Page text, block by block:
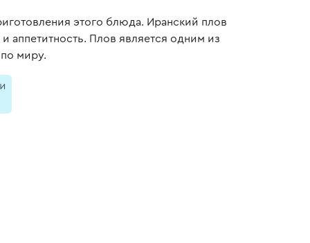
этого блюда. Иранский плов
аппетитность. Плов является одним из
миру.